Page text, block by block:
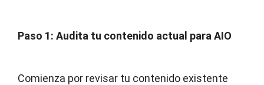
Paso 1: Audita tu contenido actual para AIO
Comienza por revisar tu contenido existente